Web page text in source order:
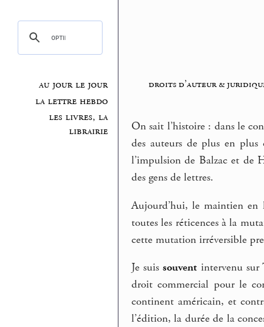
au jour le jour
la lettre hebdo
les livres, la
librairie
droits d’auteur &
On sait l’histoire : dans le
des auteurs de plus en
l’impulsion de Balzac et de
des gens de lettres.
Aujourd’hui, le maintien en
toutes les réticences à la
cette mutation irréversible
Je suissouvent intervenu sur
droit commercial pour le
continent américain, et
l’édition, la durée de la